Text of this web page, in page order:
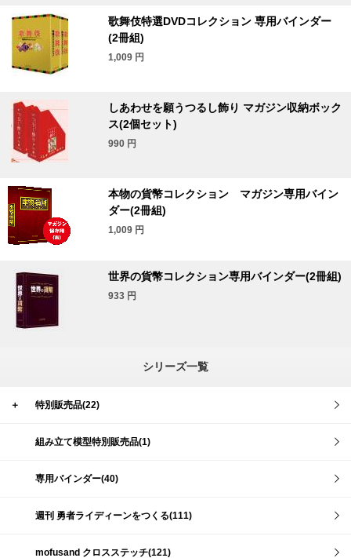
歌舞伎特選DVDコレクション 専用バインダー
(2冊組)
1,009 円
しあわせを願うつるし飾り マガジン収納ボック
ス(2個セット)
990 円
本物の貨幣コレクション マガジン専用バイン
ダー(2冊組)
1,009 円
世界の貨幣コレクション専用バインダー(2冊組)
933 円
シリーズ一覧
＋ 特別販売品(22)
組み立て模型特別販売品(1)
専用バインダー(40)
週刊 勇者ライディーンをつくる(111)
mofusand クロスステッチ(121)